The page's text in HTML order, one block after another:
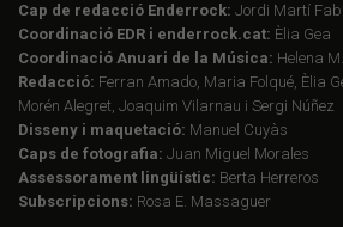
Cap de redacció Enderrock: Jordi Martí
Coordinació EDR i enderrock.cat: Èlia Gea
Coordinació Anuari de la Música: Helena
Redacció: Ferran Amado, Maria Folqué, Èlia
Morén Alegret, Joaquim Vilarnau i Sergi Núñez
Disseny i maquetació: Manuel Cuyàs
Caps de fotografia: Juan Miguel Morales
Assessorament lingüístic: Berta Herreros
Subscripcions: Rosa E. Massaguer